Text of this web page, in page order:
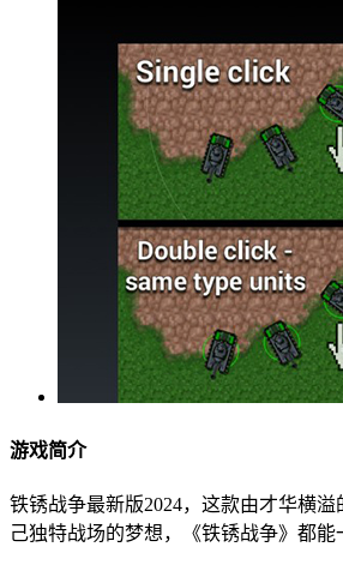
游戏简介
铁锈战争最新版2024，这款由才华横
己独特战场的梦想，《铁锈战争》都